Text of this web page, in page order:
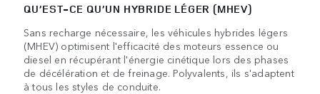
QU’EST-CE QU’UN HYBRIDE LÉGER (MHEV)
Sans recharge nécessaire, les véhicules hybrides légers
(MHEV) optimisent l'efficacité des moteurs essence ou
diesel en récupérant l'énergie cinétique lors des phases
de décélération et de freinage. Polyvalents, ils s'adaptent
à tous les styles de conduite.